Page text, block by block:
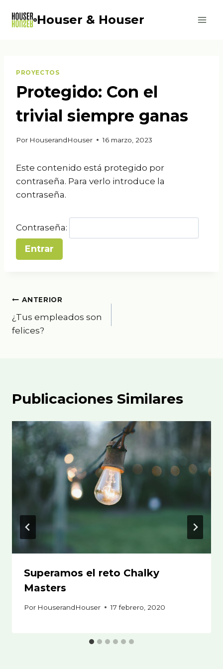
Houser & Houser
PROYECTOS
Protegido: Con el
trivial siempre ganas
Por HouserandHouser 16 marzo, 2023
Este contenido está protegido por
contraseña. Para verlo introduce la
contraseña.
Contraseña:
Navegación
de
ANTERIOR
¿Tus empleados son
felices?
Publicaciones Similares
Superamos el reto Chalky
Masters
Por HouserandHouser 17 febrero, 2020